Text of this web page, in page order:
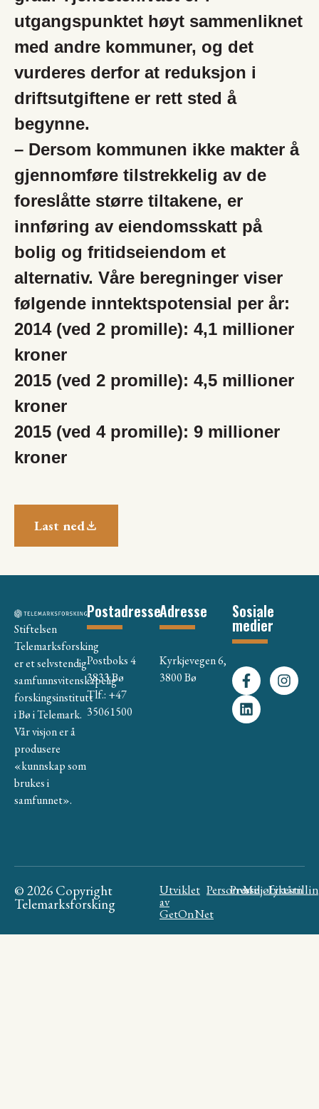
utgangspunktet høyt sammenliknet
med andre kommuner, og det
vurderes derfor at reduksjon i
driftsutgiftene er rett sted å
begynne.
– Dersom kommunen ikke makter å
gjennomføre tilstrekkelig av de
foreslåtte større tiltakene, er
innføring av eiendomsskatt på
bolig og fritidseiendom et
alternativ. Våre beregninger viser
følgende inntektspotensial per år:
2014 (ved 2 promille): 4,1 millioner
kroner
2015 (ved 2 promille): 4,5 millioner
kroner
2015 (ved 4 promille): 9 millioner
kroner
Last ned
Stiftelsen
Telemarksforsking
er et selvstendig
samfunnsvitenskapelig
forskingsinstitutt
i Bø i Telemark.
Vår visjon er å
produsere
«kunnskap som
brukes i
samfunnet».
Postadresse
Postboks 4
3833 Bø
Tlf.: +47
35061500
Adresse
Kyrkjevegen 6,
3800 Bø
Sosiale
medier
© 2026 Copyright
Telemarksforsking
Utviklet
av
GetOnNet
Personvern
Presse
Miljøfyrtårn